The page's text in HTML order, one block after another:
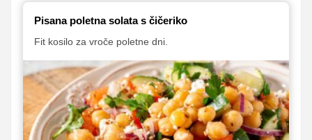
Pisana poletna solata s čičeriko
Fit kosilo za vroče poletne dni.